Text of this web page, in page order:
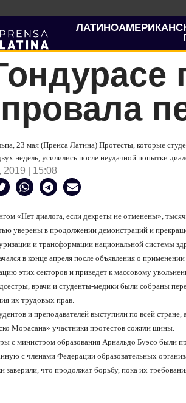
23 мая (Пренса Латина) Протесты, которые
недель, усилились после неудачной попытки
2019 | 15:08
«Нет диалога, если декреты не отменены»,
уверены в продолжении демонстраций и
и трансформации национальной системы
в конце апреля после объявления о
этих секторов и приведет к массовому
врачи и студенты-медики были собраны
их трудовых прав.
и преподавателей выступили по всей
Морасана» участники протестов сожгли шины.
с министром образования Арнальдо Буэсо были
с членами Федерации образовательных
заверили, что продолжат борьбу, пока их